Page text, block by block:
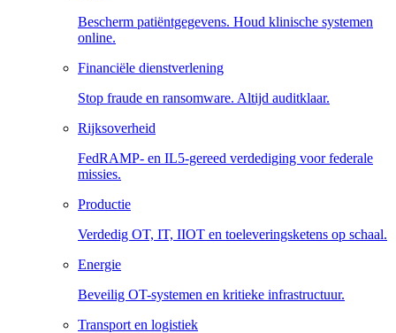
Bescherm patiëntgegevens. Houd klinische systemen
online.
Financiële dienstverlening
Stop fraude en ransomware. Altijd auditklaar.
Rijksoverheid
FedRAMP- en IL5-gereed verdediging voor federale
missies.
Productie
Verdedig OT, IT, IIOT en toeleveringsketens op schaal.
Energie
Beveilig OT-systemen en kritieke infrastructuur.
Transport en logistiek